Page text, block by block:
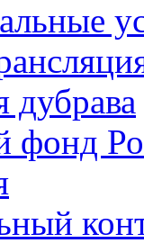
дубрава
фонд